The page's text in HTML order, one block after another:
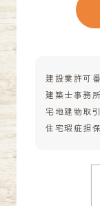
建設業許可
建築士事務
宅地建物取
住宅瑕疵担